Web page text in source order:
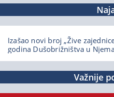
Izašao novi broj „Žive
godina Dušobrižništva u
Važnije